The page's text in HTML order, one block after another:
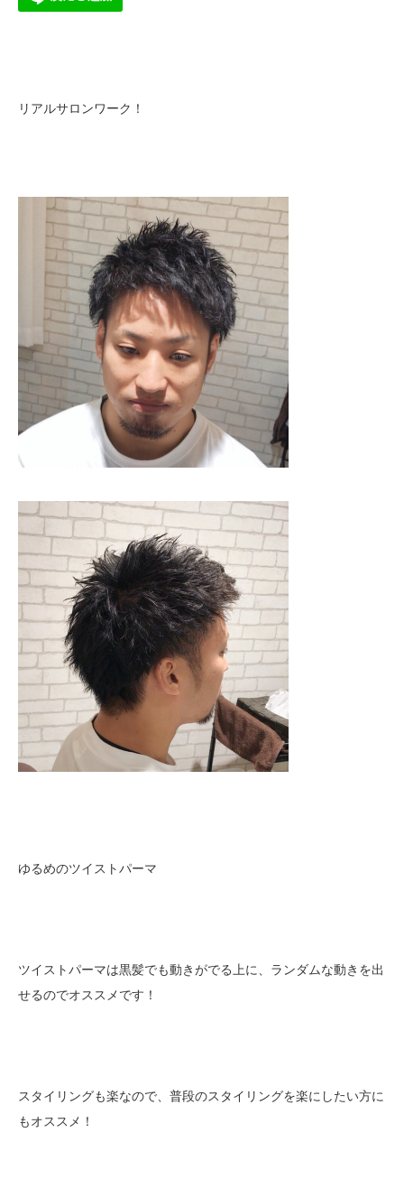
リアルサロンワーク！
ゆるめのツイストパーマ
ツイストパーマは黒髪でも動きがでる上に、ランダムな動きを出
せるのでオススメです！
スタイリングも楽なので、普段のスタイリングを楽にしたい方に
もオススメ！